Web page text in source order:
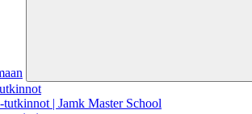
| Jamk Master School